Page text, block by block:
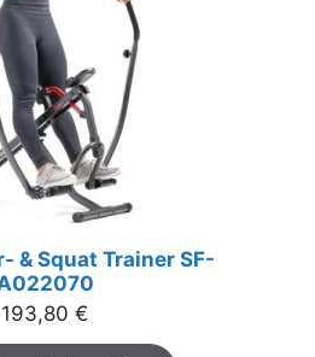
& Squat Trainer SF-
193,80 €